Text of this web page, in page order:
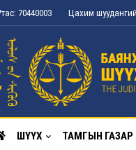
70440003 Цахим
ШҮҮХ ТАМГЫН ГАЗАР